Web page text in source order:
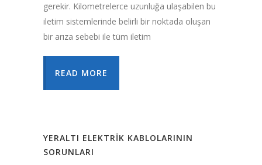
gerekir. Kilometrelerce uzunluğa ulaşabilen bu
iletim sistemlerinde belirli bir noktada oluşan
bir arıza sebebi ile tüm iletim
READ MORE
YERALTI ELEKTRIK KABLOLARININ
SORUNLARI